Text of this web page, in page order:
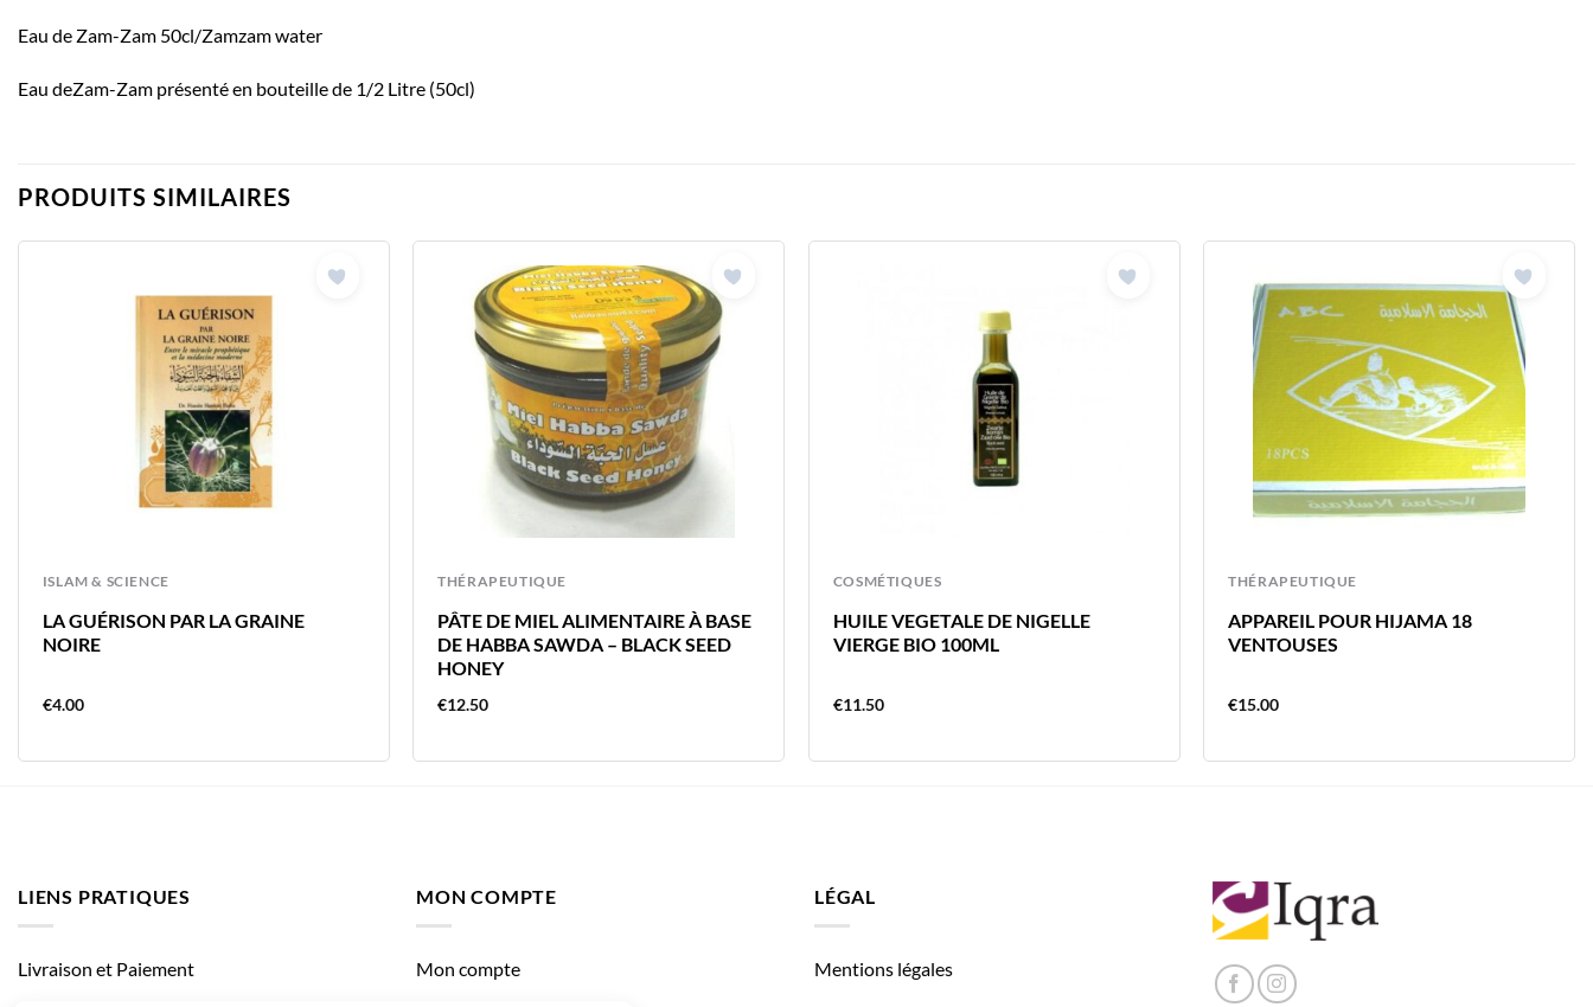
Eau de Zam-Zam 50cl/Zamzam water
Eau deZam-Zam présenté en bouteille de 1/2 Litre (50cl)
PRODUITS SIMILAIRES
ISLAM & SCIENCE
LA GUÉRISON PAR LA GRAINE
NOIRE
€4.00
THÉRAPEUTIQUE
PÂTE DE MIEL ALIMENTAIRE À BASE
DE HABBA SAWDA – BLACK SEED
HONEY
€12.50
COSMÉTIQUES
HUILE VEGETALE DE NIGELLE
VIERGE BIO 100ML
€11.50
THÉRAPEUTIQUE
APPAREIL POUR HIJAMA 18
VENTOUSES
€15.00
LIENS PRATIQUES
Livraison et Paiement
MON COMPTE
Mon compte
LÉGAL
Mentions légales